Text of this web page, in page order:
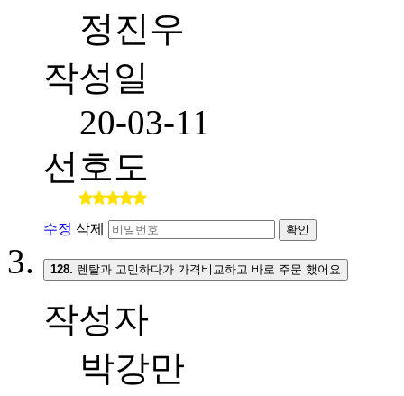
정진우
작성일
20-03-11
선호도
수정 삭제 확인
128. 렌탈과 고민하다가 가격비교하고 바로 주문 했어요
작성자
박강만